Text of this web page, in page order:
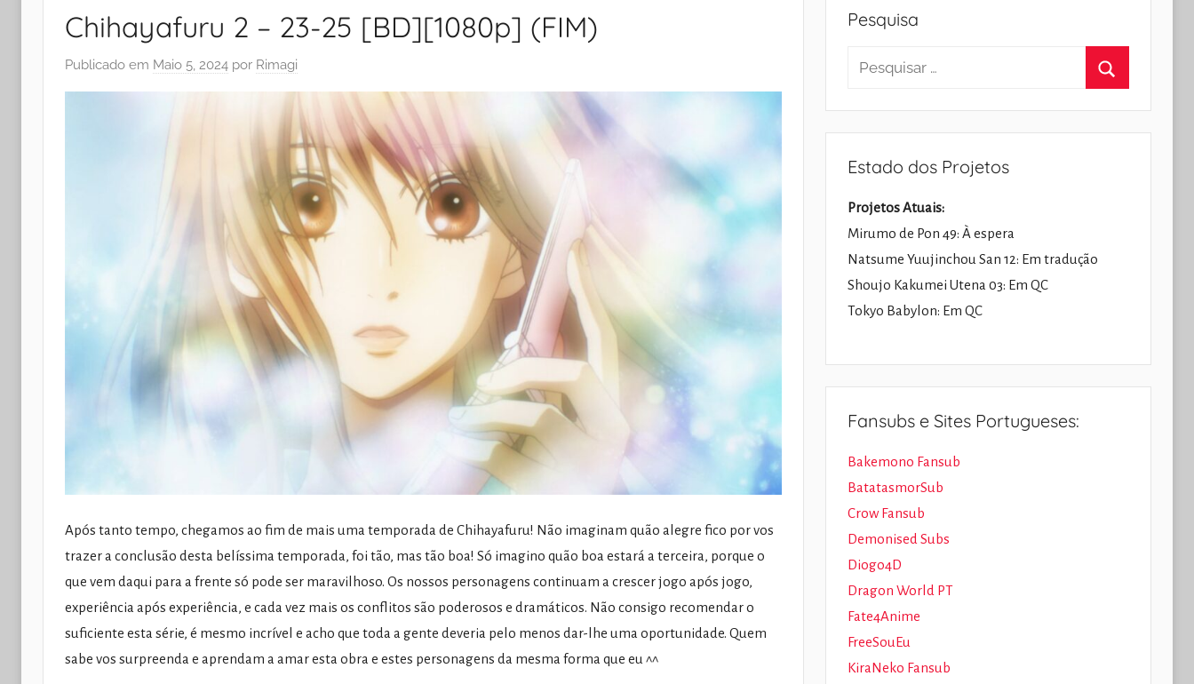
Chihayafuru 2 – 23-25 [BD][1080p] (FIM)
Publicado em Maio 5, 2024 por Rimagi
Após tanto tempo, chegamos ao fim de mais uma temporada de Chihayafuru! Não imaginam quão alegre fico por vos
trazer a conclusão desta belíssima temporada, foi tão, mas tão boa! Só imagino quão boa estará a terceira, porque o
que vem daqui para a frente só pode ser maravilhoso. Os nossos personagens continuam a crescer jogo após jogo,
experiência após experiência, e cada vez mais os conflitos são poderosos e dramáticos. Não consigo recomendar o
suficiente esta série, é mesmo incrível e acho que toda a gente deveria pelo menos dar-lhe uma oportunidade. Quem
sabe vos surpreenda e aprendam a amar esta obra e estes personagens da mesma forma que eu ^^
Pesquisa
Pesquisar
Estado dos Projetos
Projetos Atuais:
Mirumo de Pon 49: À espera
Natsume Yuujinchou San 12: Em tradução
Shoujo Kakumei Utena 03: Em QC
Tokyo Babylon: Em QC
Fansubs e Sites Portugueses:
Bakemono Fansub
BatatasmorSub
Crow Fansub
Demonised Subs
Diogo4D
Dragon World PT
Fate4Anime
FreeSouEu
KiraNeko Fansub